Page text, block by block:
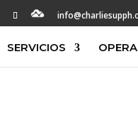
SERVICIOS